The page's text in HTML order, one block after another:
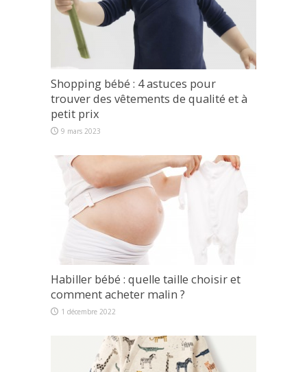
Shopping bébé : 4 astuces pour
trouver des vêtements de qualité et à
petit prix
9 mars 2023
Habiller bébé : quelle taille choisir et
comment acheter malin ?
1 décembre 2022